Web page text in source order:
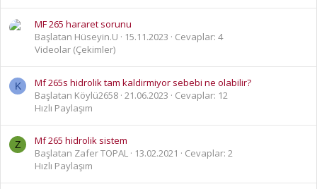
MF 265 hararet sorunu
Başlatan Hüseyin.U
15.11.2023
Cevaplar: 4
Videolar (Çekimler)
K
Mf 265s hidrolik tam kaldirmiyor sebebi ne olabilir?
Başlatan Köylü2658 21.06.2023
Cevaplar: 12
Hızlı Paylaşım
Z
Mf 265 hidrolik sistem
Başlatan Zafer TOPAL
13.02.2021
Cevaplar: 2
Hızlı Paylaşım